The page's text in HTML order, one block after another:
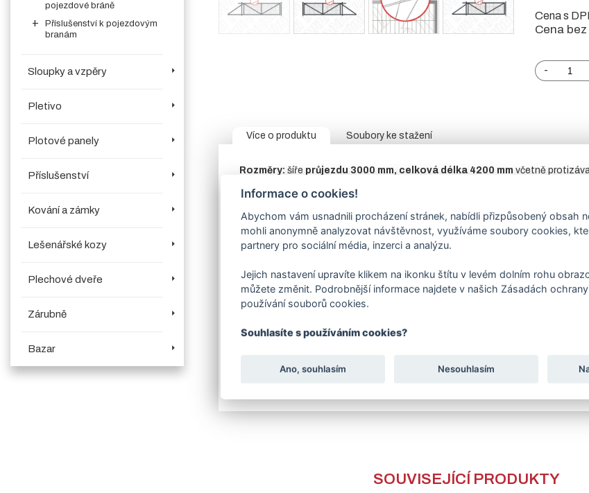
pojezdové bráně
Příslušenství k pojezdovým
branám
Sloupky a vzpěry
Pletivo
Plotové panely
Příslušenství
Kování a zámky
Lešenářské kozy
Plechové dveře
Zárubně
Bazar
Cena s
Cena bez
-
Více o produktu Soubory ke stažení
Rozměry: šíře průjezdu 3000 mm, celková délka 4200 mm včetně
jekl 60/40/3 mm
– černý profil.
V horní části brány je z vnitřní strany přivařen L profil pro vedení brány.
Sloup: vodící sloupjekl 100/100/3 mm s navařenou plotnou,
Sada komponent pro pojezdovou bránunení součástí ceny brány,
Zavírací mechanismus:není součástí, bránu lze ovládat pomocí pohonu
Povrchová úprava: žárový zinek.
Technické detaily pro výrobu brány jsou
SOUVISEJÍCÍ PRODUKTY
Informace o cookies!
Abychom vám usnadnili procházení stránek, nabídli přizpůsobený obsah
mohli anonymně analyzovat návštěvnost, využíváme soubory cookies,
partnery pro sociální média, inzerci a analýzu.
Jejich nastavení upravíte klikem na ikonku štítu v levém dolním rohu
můžete změnit. Podrobnější informace najdete v našich Zásadách
používání souborů cookies.
Souhlasíte s používáním cookies?
Ano, souhlasím Nesouhlasím